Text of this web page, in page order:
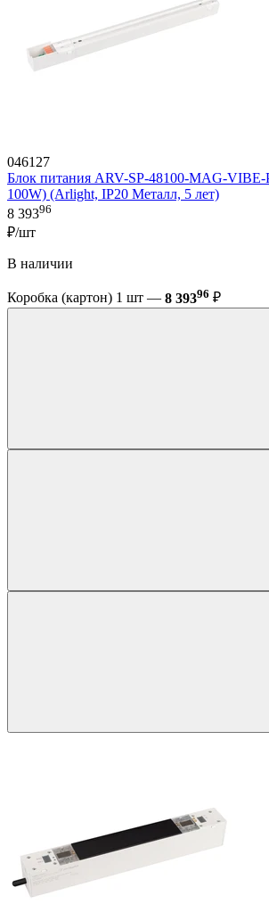
046127
Блок питания ARV-SP-48100-MAG-
100W) (Arlight, IP20 Металл, 5 лет)
8 39396
₽/шт
В наличии
Коробка (картон) 1 шт — 8 39396 ₽